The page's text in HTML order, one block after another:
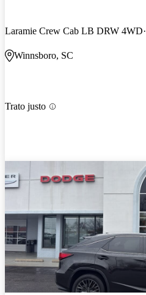
Laramie Crew Cab LB DRW 4WD
Winnsboro, SC
Trato justo